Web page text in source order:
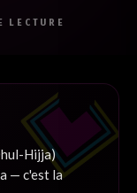
LECTURE
Hijja)
— c'est la